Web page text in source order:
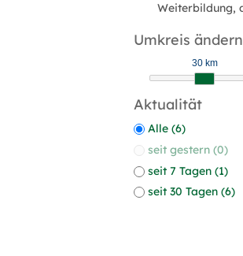
Umkreis ändern
30 km
Aktualität
Alle (6)
seit gestern (0)
seit 7 Tagen (1)
seit 30 Tagen (6)